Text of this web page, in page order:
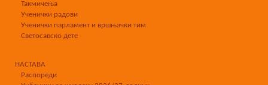
Такмичења
Ученички радови
Ученички парламент и вршњачки тим
Светосавско дете
НАСТАВА
Распореди